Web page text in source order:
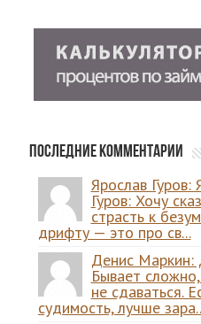
Последние комментарии
Ярослав Гуров:
Гуров: Хочу
страсть к
дрифту — это про св...
Денис Маркин:
Бывает
не сдаваться.
судимость, лучше